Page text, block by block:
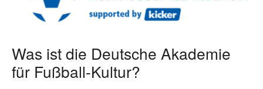
Was ist die Deutsche Akademie
für Fußball-Kultur?